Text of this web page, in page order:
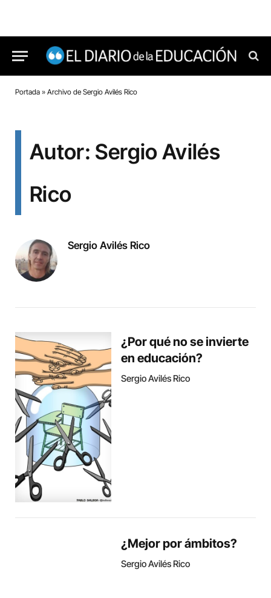
Portada » Archivo de Sergio Avilés Rico
Autor: Sergio Avilés
Rico
Sergio Avilés Rico
¿Por qué no se invierte
en educación?
Sergio Avilés Rico
¿Mejor por ámbitos?
Sergio Avilés Rico